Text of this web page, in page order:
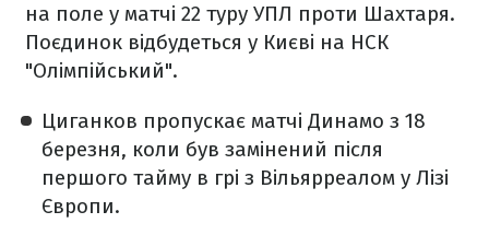
на поле у матчі 22 туру УПЛ проти Шахтаря.
Поєдинок відбудеться у Києві на НСК
"Олімпійський".
Циганков пропускає матчі Динамо з 18
березня, коли був замінений після
першого тайму в грі з Вільярреалом у Лізі
Європи.